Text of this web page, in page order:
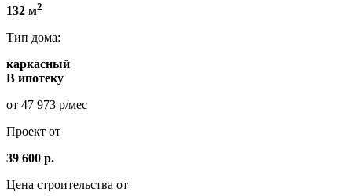
132 м2
Тип дома:
каркасный
В ипотеку
от 47 973 р/мес
Проект от
39 600 р.
Цена строительства от